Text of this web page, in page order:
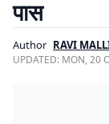
पास
Author RAVI
UPDATED: MON, 20